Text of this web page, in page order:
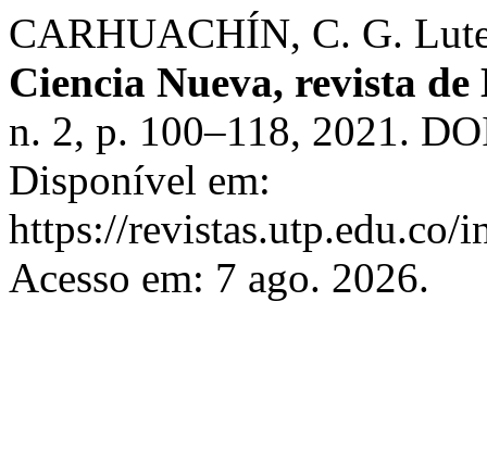
CARHUACHÍN, C. G.
Ciencia Nueva, revista
n. 2, p. 100–118, 2021.
Disponível em:
https://
Acesso em: 7 ago. 2026.